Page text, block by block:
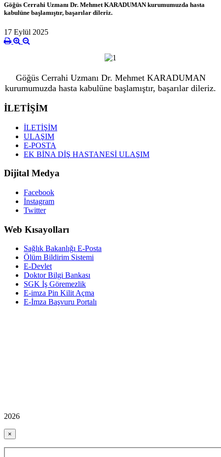
Göğüs Cerrahi Uzmanı Dr. Mehmet KARADUMAN kurumumuzda hasta
kabulüne başlamıştır, başarılar dileriz.
17 Eylül 2025
Göğüs Cerrahi Uzmanı Dr. Mehmet KARADUMAN
kurumumuzda hasta kabulüne başlamıştır, başarılar dileriz.
İLETİŞİM
İLETİŞİM
ULAŞIM
E-POSTA
EK BİNA DİŞ HASTANESİ ULAŞIM
Dijital Medya
Facebook
İnstagram
Twitter
Web Kısayolları
Sağlık Bakanlığı E-Posta
Ölüm Bildirim Sistemi
E-Devlet
Doktor Bilgi Bankası
SGK İş Göremezlik
E-imza Pin Kilit Açma
E-İmza Başvuru Portalı
2026
×